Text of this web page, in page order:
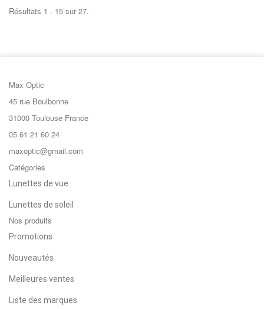
Résultats 1 - 15 sur 27.
Max Optic
45 rue Boulbonne
31000 Toulouse France
05 61 21 60 24
maxoptic@gmail.com
Catégories
Lunettes de vue
Lunettes de soleil
Nos produits
Promotions
Nouveautés
Meilleures ventes
Liste des marques